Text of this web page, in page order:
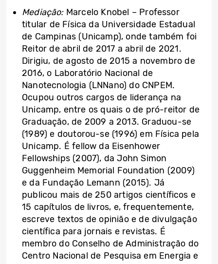
Mediação:Marcelo Knobel – Professor
titular de Física da Universidade Estadual
de Campinas (Unicamp), onde também foi
Reitor de abril de 2017 a abril de 2021.
Dirigiu, de agosto de 2015 a novembro de
2016, o Laboratório Nacional de
Nanotecnologia (LNNano) do CNPEM.
Ocupou outros cargos de liderança na
Unicamp, entre os quais o de pró-reitor de
Graduação, de 2009 a 2013. Graduou-se
(1989) e doutorou-se (1996) em Física pela
Unicamp. É fellow da Eisenhower
Fellowships (2007), da John Simon
Guggenheim Memorial Foundation (2009)
e da Fundação Lemann (2015). Já
publicou mais de 250 artigos científicos e
15 capítulos de livros, e, frequentemente,
escreve textos de opinião e de divulgação
científica para jornais e revistas. É
membro do Conselho de Administração do
Centro Nacional de Pesquisa em Energia e